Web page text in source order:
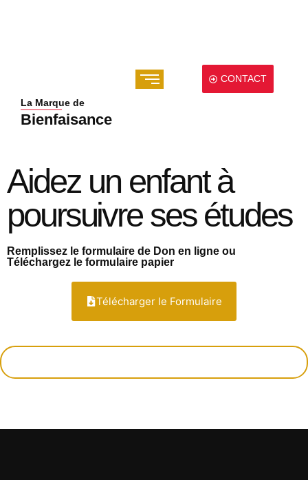
La Marque de
Bienfaisance
CONTACT
Aidez un enfant à
poursuivre ses études
Remplissez le formulaire de Don en ligne ou
Téléchargez le formulaire papier
Télécharger le Formulaire